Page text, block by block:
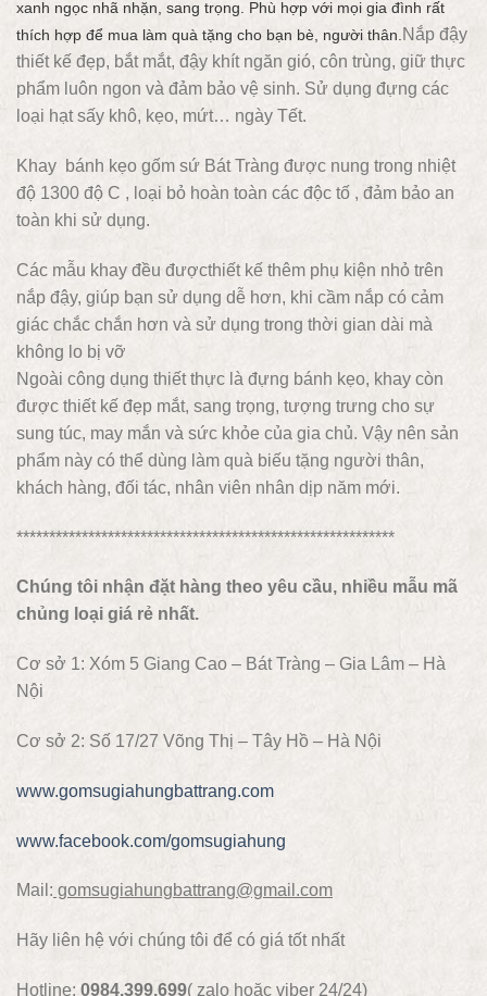
xanh ngọc nhã nhặn, sang trọng. Phù hợp với mọi gia đình rất
thích hợp để mua làm quà tặng cho bạn bè, người thân. Nắp đậy
thiết kế đẹp, bắt mắt, đậy khít ngăn gió, côn trùng, giữ thực
phẩm luôn ngon và đảm bảo vệ sinh. Sử dụng đựng các
loại hạt sấy khô, kẹo, mứt… ngày Tết.
Khay bánh kẹo gốm sứ Bát Tràng được nung trong nhiệt
độ 1300 độ C , loại bỏ hoàn toàn các độc tố , đảm bảo an
toàn khi sử dụng.
Các mẫu khay đều đượcthiết kế thêm phụ kiện nhỏ trên
nắp đậy, giúp bạn sử dụng dễ hơn, khi cầm nắp có cảm
giác chắc chắn hơn và sử dụng trong thời gian dài mà
không lo bị vỡ
Ngoài công dụng thiết thực là đựng bánh kẹo, khay còn
được thiết kế đẹp mắt, sang trọng, tượng trưng cho sự
sung túc, may mắn và sức khỏe của gia chủ. Vậy nên sản
phẩm này có thể dùng làm quà biếu tặng người thân,
khách hàng, đối tác, nhân viên nhân dịp năm mới.
**********************************************************
Chúng tôi nhận đặt hàng theo yêu cầu, nhiều mẫu mã
chủng loại giá rẻ nhất.
Cơ sở 1: Xóm 5 Giang Cao – Bát Tràng – Gia Lâm – Hà
Nội
Cơ sở 2: Số 17/27 Võng Thị – Tây Hồ – Hà Nội
www.gomsugiahungbattrang.com
www.facebook.com/gomsugiahung
Mail: gomsugiahungbattrang@gmail.com
Hãy liên hệ với chúng tôi để có giá tốt nhất
Hotline: 0984.399.699( zalo hoặc viber 24/24)